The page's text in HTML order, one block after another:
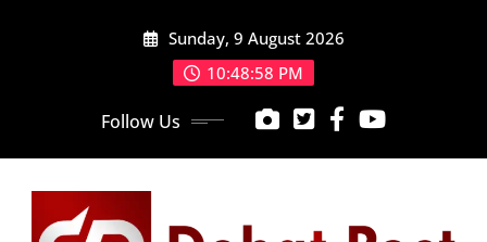
Sunday, 9 August 2026
10:49:00 PM
Follow Us